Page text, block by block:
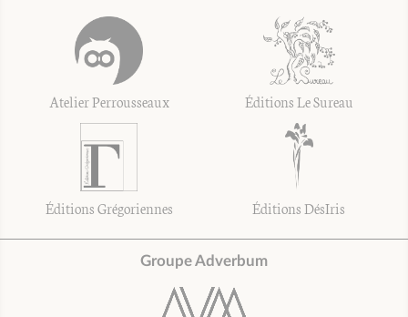
Atelier Perrousseaux Éditions Le Sureau
Éditions Grégoriennes Éditions DésIris
Groupe Adverbum